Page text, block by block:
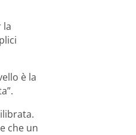
la
è la
che un